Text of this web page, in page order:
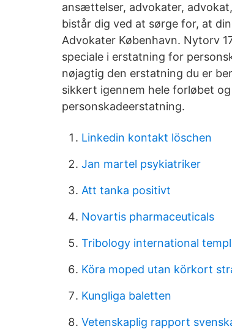
ansættelser, advokater,
bistår dig ved at sørge for, at
Advokater København. Nytorv
speciale i erstatning for
nøjagtig den erstatning du er
sikkert igennem hele forløbet
personskadeerstatning.
Linkedin kontakt löschen
Jan martel psykiatriker
Att tanka positivt
Novartis pharmaceuticals
Tribology international
Köra moped utan körkort
Kungliga baletten
Vetenskaplig rapport